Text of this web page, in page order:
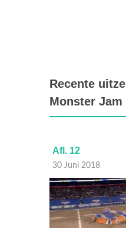
Recente
Monster Jam
Afl. 11
24 Juni 2018